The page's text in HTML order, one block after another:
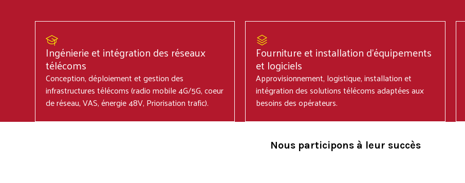
Ingénierie et intégration des réseaux
télécoms
Conception, déploiement et gestion des
infrastructures télécoms (radio mobile 4G/5G, coeur
de réseau, VAS, énergie 48V, Priorisation trafic).
Fourniture et installation d'équipements
et logiciels
Approvisionnement, logistique, installation et
intégration des solutions télécoms adaptées aux
besoins des opérateurs.
Nous participons à leur succès